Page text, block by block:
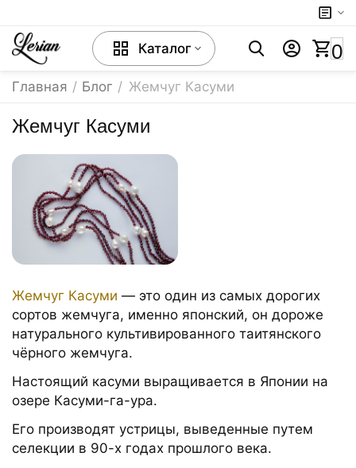
Каталог 0
Главная / Блог / Жемчуг Касуми
Жемчуг Касуми
Жемчуг Касуми — это один из самых дорогих
сортов жемчуга, именно японский, он дороже
натурального культивированного таитянского
чёрного жемчуга.
Настоящий касуми выращивается в Японии на
озере Касуми-га-ура.
Его производят устрицы, выведенные путем
селекции в 90-х годах прошлого века.